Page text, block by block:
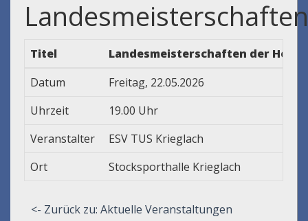
Landesmeisterschaften
Titel
Landesmeisterschaften der
Datum
Freitag, 22.05.2026
Uhrzeit
19.00 Uhr
Veranstalter
ESV TUS Krieglach
Ort
Stocksporthalle Krieglach
<- Zurück zu: Aktuelle Veranstaltungen